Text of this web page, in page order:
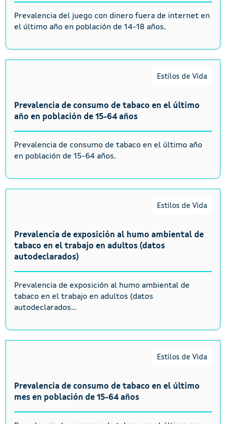
Prevalencia del juego con dinero fuera de internet en
el último año en población de 14-18 años.
Estilos de Vida
Prevalencia de consumo de tabaco en el último
año en población de 15-64 años
Prevalencia de consumo de tabaco en el último año
en población de 15-64 años.
Estilos de Vida
Prevalencia de exposición al humo ambiental de
tabaco en el trabajo en adultos (datos
autodeclarados)
Prevalencia de exposición al humo ambiental de
tabaco en el trabajo en adultos (datos
autodeclarados...
Estilos de Vida
Prevalencia de consumo de tabaco en el último
mes en población de 15-64 años